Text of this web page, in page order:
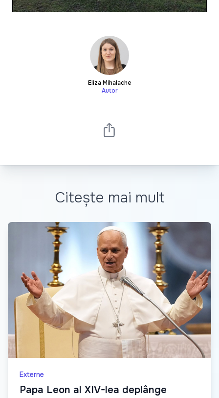
Eliza Mihalache
Autor
Citește mai mult
Externe
Papa Leon al XIV-lea deplânge